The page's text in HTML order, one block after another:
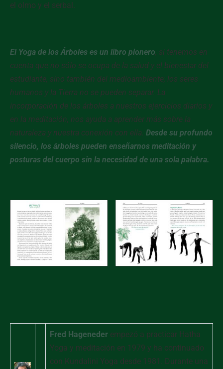
el olmo y el serbal.
El Yoga de los Árboles es un libro pionero, si tenemos en
cuenta que no sólo se ocupa de la salud y el bienestar del
estudiante, sino también del medioambiente; los seres
humanos y la Tierra no se pueden separar. La
incorporación de los árboles a nuestros ejercicios diarios y
en la meditación, nos ayuda a aprender más sobre la
naturaleza y nuestra conexión con ella. Desde su profundo
silencio, los árboles pueden enseñarnos meditación y
posturas del cuerpo sin la necesidad de una sola palabra.
Fred Hageneder empezó a practicar Hatha
Yoga y meditación en 1979 y ha continuado
con Kundalini Yoga desde 1981. Durante una